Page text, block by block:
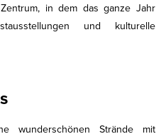
in dem das ganze Jahr
und kulturelle
wunderschönen Strände mit